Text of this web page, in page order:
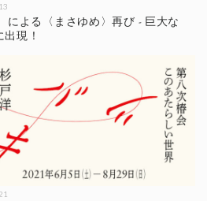
による〈まさゆめ〉再び - 巨大な
現！